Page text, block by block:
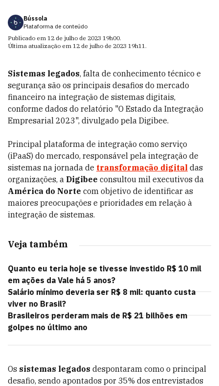
Bússola
Plataforma de conteúdo
Publicado em 12 de julho de 2023 19h00.
Última atualização em 12 de julho de 2023 19h11.
Sistemas legados, falta de conhecimento técnico e
segurança são os principais desafios do mercado
financeiro na integração de sistemas digitais,
conforme dados do relatório "O Estado da Integração
Empresarial 2023", divulgado pela Digibee.
Principal plataforma de integração como serviço
(iPaaS) do mercado, responsável pela integração de
sistemas na jornada de transformação digital das
organizações, a Digibee consultou mil executivos da
América do Norte com objetivo de identificar as
maiores preocupações e prioridades em relação à
integração de sistemas.
Veja também
Quanto eu teria hoje se tivesse investido R$ 10 mil
em ações da Vale há 5 anos?
Salário mínimo deveria ser R$ 8 mil: quanto custa
viver no Brasil?
Brasileiros perderam mais de R$ 21 bilhões em
golpes no último ano
Os sistemas legados despontaram como o principal
desafio, sendo apontados por 35% dos entrevistados